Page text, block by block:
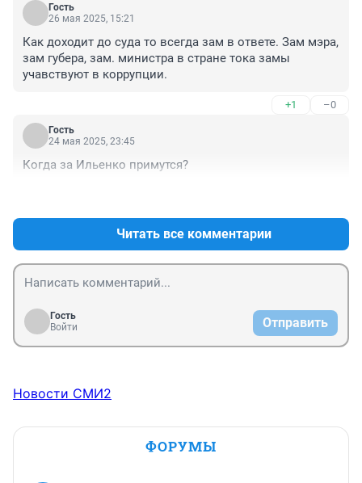
Гость
26 мая 2025, 15:21
Как доходит до суда то всегда зам в ответе. Зам мэра,
зам губера, зам. министра в стране тока замы
учавствуют в коррупции.
+1 –0
Гость
24 мая 2025, 23:45
Когда за Ильенко примутся?
Читать все комментарии
Гость
Войти
Отправить
Новости СМИ2
ФОРУМЫ